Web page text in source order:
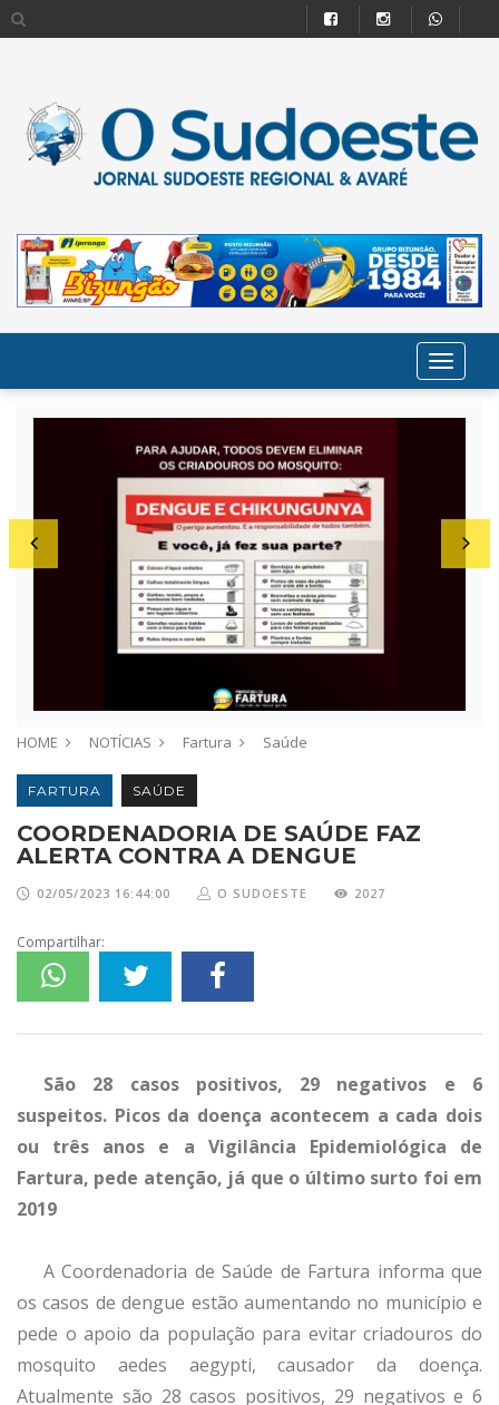
HOME NOTÍCIAS Fartura Saúde
FARTURA SAÚDE
COORDENADORIA DE SAÚDE FAZ
ALERTA CONTRA A DENGUE
02/05/2023 16:44:00 O SUDOESTE 2027
Compartilhar:
São 28 casos positivos, 29 negativos e 6
suspeitos. Picos da doença acontecem a cada dois
ou três anos e a Vigilância Epidemiológica de
Fartura, pede atenção, já que o último surto foi em
2019
A Coordenadoria de Saúde de Fartura informa que
os casos de dengue estão aumentando no município e
pede o apoio da população para evitar criadouros do
mosquito aedes aegypti, causador da doença.
Atualmente são 28 casos positivos, 29 negativos e 6